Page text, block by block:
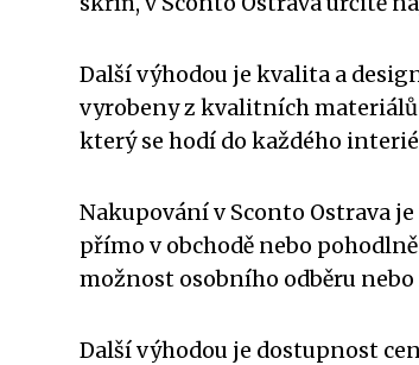
Další výhodou je kvalita a
vyrobeny z kvalitních
který se hodí do každého
Nakupování v Sconto Ostrava
přímo v obchodě nebo
možnost osobního odběru
Další výhodou je dostupnost